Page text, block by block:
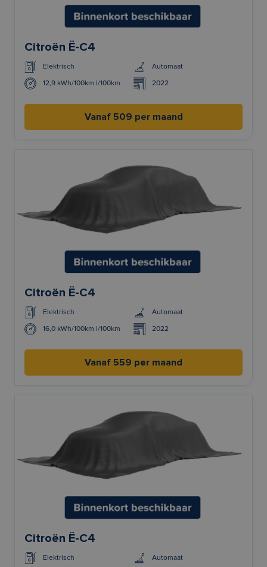
Citroën Ë-C4
Elektrisch Automaat
12,9 kWh/100km l/100km 2022
Vanaf 509 per maand
Citroën Ë-C4
Elektrisch Automaat
16,0 kWh/100km l/100km 2022
Vanaf 559 per maand
Citroën Ë-C4
Elektrisch Automaat